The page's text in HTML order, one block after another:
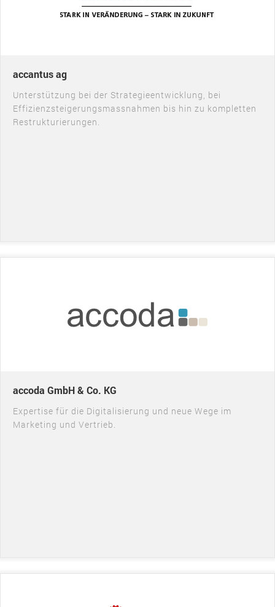
accantus ag
Unterstützung bei der Strategieentwicklung, bei
Effizienzsteigerungsmassnahmen bis hin zu kompletten
Restrukturierungen.
accoda GmbH & Co. KG
Expertise für die Digitalisierung und neue Wege im
Marketing und Vertrieb.